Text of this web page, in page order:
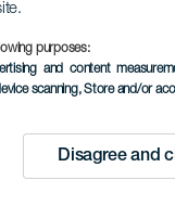
purposes:
and content
scanning, Store and/or
Disagree and